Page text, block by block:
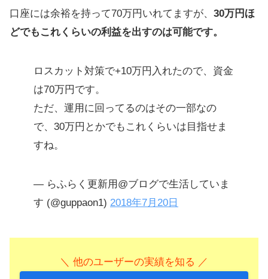
口座には余裕を持って70万円いれてますが、 30万円ほ
どでもこれくらいの利益を出すのは可能です。
ロスカット対策で+10万円入れたので、資金
は70万円です。
ただ、運用に回ってるのはその一部なの
で、30万円とかでもこれくらいは目指せま
すね。
— らふらく更新用@ブログで生活していま
す (@guppaon1) 2018年7月20日
＼ 他のユーザーの実績を知る ／